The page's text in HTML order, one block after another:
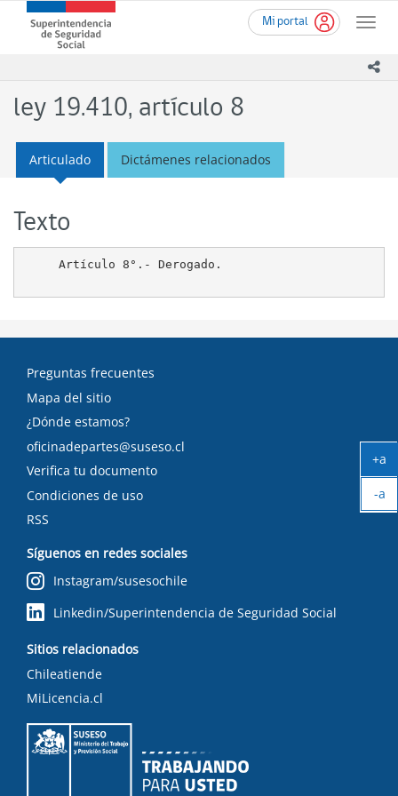
contenido
Mi portal
Toggle
Superintendencia
de
(SUSESO)
-
de
Chile
ley 19.410, artículo 8
Articulado Dictámenes relacionados
Texto
     Artículo 8°.- Derogado.
Preguntas frecuentes
Mapa del sitio
¿Dónde estamos?
oficinadepartes@suseso.cl
Verifica tu documento
Condiciones de uso
RSS
Síguenos en redes sociales
Instagram/susesochile
Linkedin/Superintendencia de Seguridad Social
Sitios relacionados
Chileatiende
MiLicencia.cl
+a
-a